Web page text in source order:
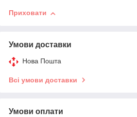
Приховати
Умови доставки
Нова Пошта
Всі умови доставки
Умови оплати